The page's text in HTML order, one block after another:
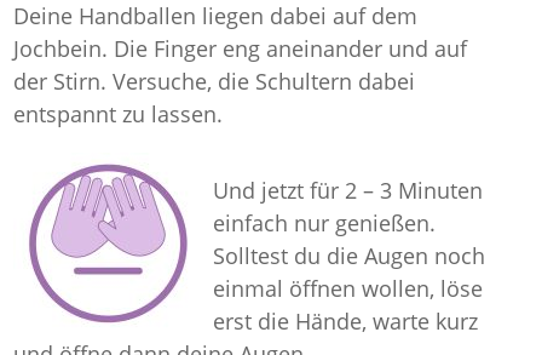
Deine Handballen liegen dabei auf dem
Jochbein. Die Finger eng aneinander und auf
der Stirn. Versuche, die Schultern dabei
entspannt zu lassen.
Und jetzt für 2 – 3 Minuten
einfach nur genießen.
Solltest du die Augen noch
einmal öffnen wollen, löse
erst die Hände, warte kurz